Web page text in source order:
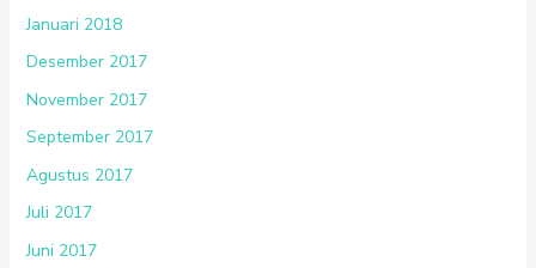
Januari 2018
Desember 2017
November 2017
September 2017
Agustus 2017
Juli 2017
Juni 2017